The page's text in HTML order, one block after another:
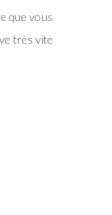
que vous
très vite